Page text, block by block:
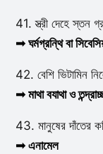
41. স্ত্রী দেহে স্তন
➟ ঘর্মগ্রন্থি বা
42. বেশি ভিটামিন
➟ মাথা বযাথা ও
43. মানুষের দাঁতের
➟ এনামেল